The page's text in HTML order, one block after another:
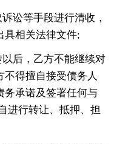
讼等手段进行清收，
具相关法律文件;
后，乙方不能继续对
得擅自接受债务人
务承诺及签署任何与
进行转让、抵押、担